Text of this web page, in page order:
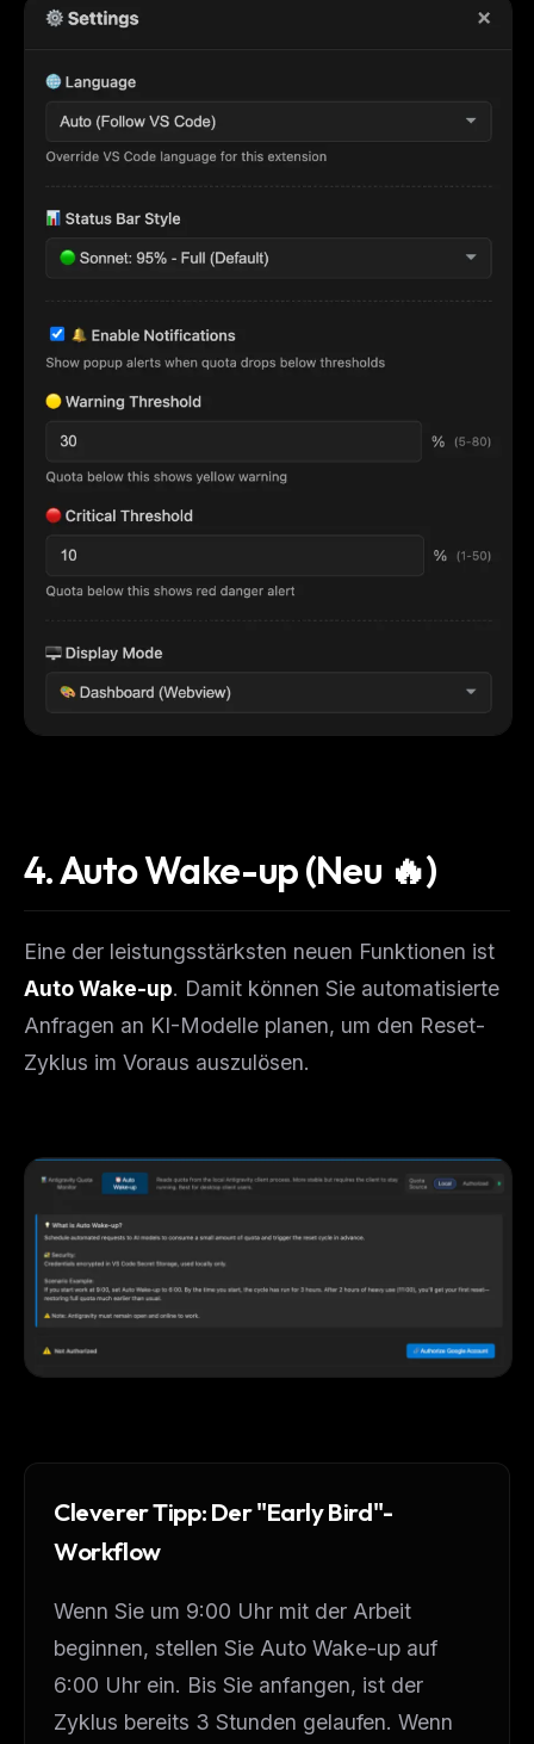
4. Auto Wake-up (Neu 🔥)
Eine der leistungsstärksten neuen Funktionen ist
Auto Wake-up. Damit können Sie automatisierte
Anfragen an KI-Modelle planen, um den Reset-
Zyklus im Voraus auszulösen.
Cleverer Tipp: Der "Early Bird"-
Workflow
Wenn Sie um 9:00 Uhr mit der Arbeit
beginnen, stellen Sie Auto Wake-up auf
6:00 Uhr ein. Bis Sie anfangen, ist der
Zyklus bereits 3 Stunden gelaufen. Wenn